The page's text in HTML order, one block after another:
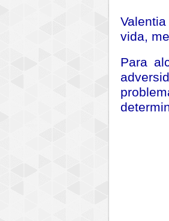
vida,
Para